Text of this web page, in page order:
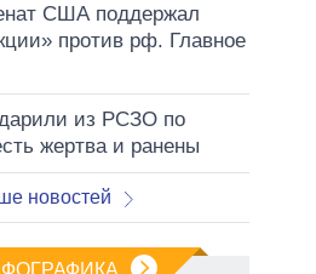
США поддержал
против рф. Главное
из РСЗО по
жертва и ранены
новостей